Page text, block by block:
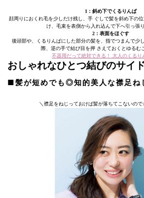
1：斜め下でくるりんぱ
顔周りにおくれ毛を少しだけ残し、手 ぐしで髪を斜め下の
け、毛束を表側から入れ込んで下へ引っ張
2：表面をほぐす
後頭部や、くるりんぱにした部分の髪を、指でつまんで少
際、逆の手で結び目を押 さえておくとゆるむ
不器用だって絶対できる！ 大人のくるり
おしゃれなひとつ結びのサイ
■髪が短めでも◎知的美人な襟足ね
＼襟足をねじっておけば髪が落ちてこないの